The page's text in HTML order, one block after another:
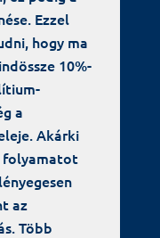
Ezzel
hogy ma
10%-
a
Akárki
folyamatot
az
Több